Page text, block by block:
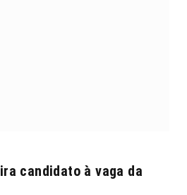
candidato à vaga da